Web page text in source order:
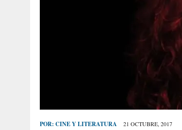
POR: CINE Y LITERATURA 21 OCTUBRE, 2017